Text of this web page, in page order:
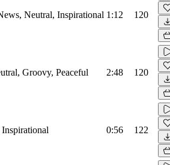
Neutral, Inspirational 1:12 120
Groovy, Peaceful 2:48 120
0:56 122